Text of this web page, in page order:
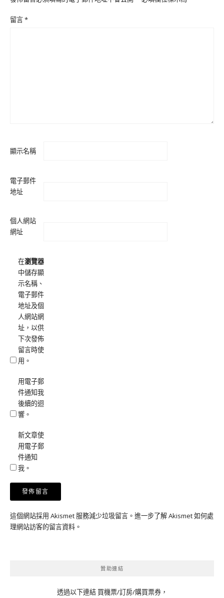
留言*
顯示名稱
電子郵件
地址
個人網站
網址
在瀏覽器
中儲存顯
示名稱、
電子郵件
地址及個
人網站網
址，以供
下次發佈
留言時使
用。
用電子郵
件通知我
後續的迴
響。
新文章使
用電子郵
件通知
我。
這個網站採用 Akismet 服務減少垃圾留言。 進一步了解 Akismet 如何處
理網站訪客的留言資料 。
贊助連結
透過以下連結 買機票/訂房/購買票券，